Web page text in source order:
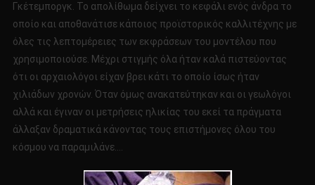
Γκέτεμποργκ. Το απολίθωμα δείχνει το κεφάλι ενός άνδρα το
οποίο και αποθανάτισε κάποιος προϊστορικός καλλιτέχνης με
όλες τις λεπτομέρειες των εκφράσεων του μοντέλου που
χρησιμοποιούσε. Μέχρι στιγμής όλα ήταν καλά πιστεύοντας
ότι οι αρχαιολόγοι είχαν βρει κάτι το οποίο ίσως ήταν
χιλιάδων χρονών. Όταν όμως ανακατεύτηκαν και οι γεωλόγοι
αλλά και έγιναν οι μετρήσεις ηλικίας του εκεί τα πράγματα
άλλαξαν δραματικά κάνοντας τους επιστήμονες όλου του
κόσμου να παραμιλάνε….